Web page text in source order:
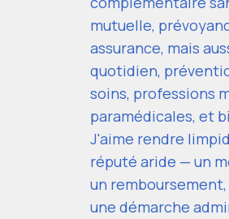
mutuelle,
assurance, mais
quotidien,
soins, professions
paramédicales, et
J'aime rendre
réputé aride — un
un
une démarche